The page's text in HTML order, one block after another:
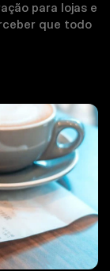
para lojas e
que todo